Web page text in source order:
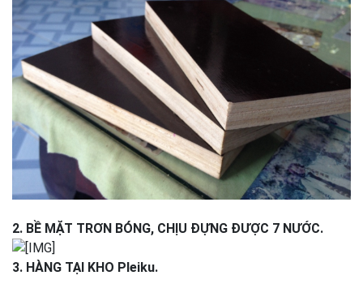
2. BỀ MẶT TRƠN BÓNG, CHỊU ĐỰNG ĐƯỢC 7 NƯỚC.
3. HÀNG TẠI KHO Pleiku.